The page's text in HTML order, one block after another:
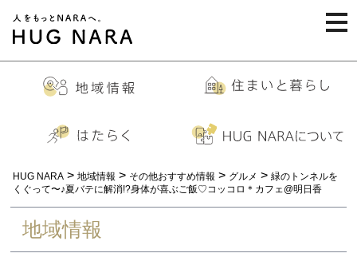
HUG NARA > 地域情報 > その他おすすめ情報 > グルメ > 緑のトンネルを
くぐって〜♪夏バテに解消!?身体が喜ぶご飯♡コッコロ＊カフェ@明日香
地域情報